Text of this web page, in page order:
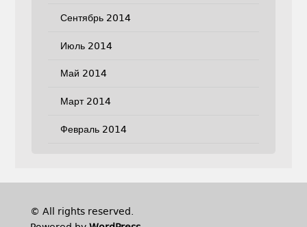
Сентябрь 2014
Июль 2014
Май 2014
Март 2014
Февраль 2014
© All rights reserved.